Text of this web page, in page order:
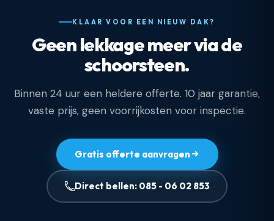
KLAAR VOOR EEN NIEUW DAK?
Geen lekkage meer via de
schoorsteen.
Binnen 24 uur een heldere offerte. 10 jaar garantie,
vaste prijs, geen voorrijkosten voor inspectie.
Gratis offerte aanvragen
Direct bellen: 085 - 06 02 853